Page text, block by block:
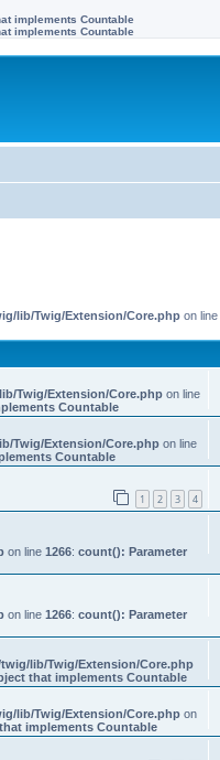
implements Countable
implements Countable
lib/Twig/Extension/Core.php on line
Twig/Extension/Core.phpon line
Countable
Twig/Extension/Core.phpon line
Countable
1 2 3 4
on line 1266: count(): Parameter
on line 1266: count(): Parameter
lib/Twig/Extension/Core.php
that implements Countable
lib/Twig/Extension/Core.phpon
implements Countable